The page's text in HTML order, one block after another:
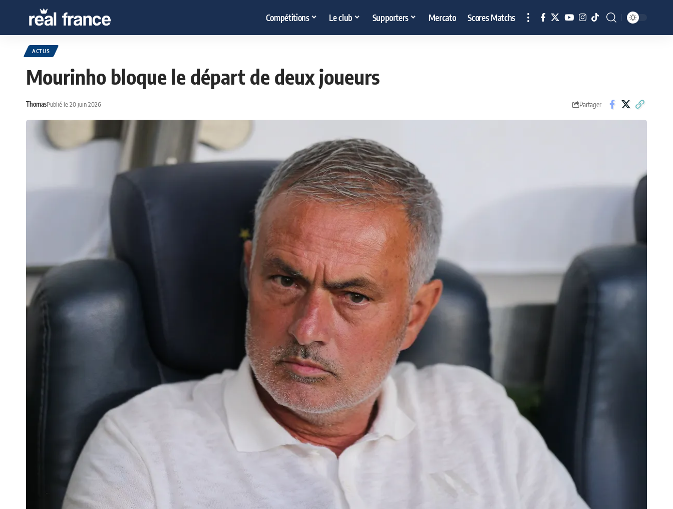
Compétitions Le club Supporters Mercato Scores Matchs
ACTUS
Mourinho bloque le départ de deux joueurs
ThomasPublié le 20 juin 2026 Partager